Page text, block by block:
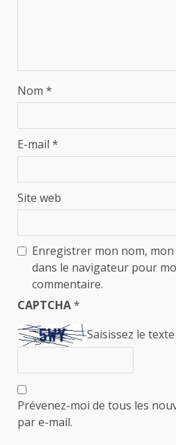
Nom *
E-mail *
Site web
Enregistrer mon nom,
dans le navigateur pour
commentaire.
CAPTCHA*
Saisissez le
Prévenez-moi de tous les
par e-mail.